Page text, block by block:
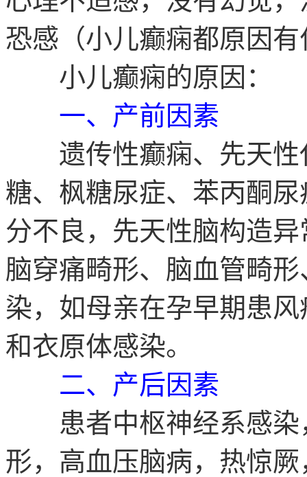
恐感（小儿癫痫都原因
小儿癫痫的原因：
一、产前因素
遗传性癫痫、先天性
糖、枫糖尿症、苯丙酮
分不良，先天性脑构造
脑穿痛畸形、脑血管畸
染，如母亲在孕早期患
和衣原体感染。
二、产后因素
患者中枢神经系感染
形，高血压脑病，热惊